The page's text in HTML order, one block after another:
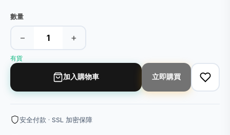
數量
− +
有貨
加入購物車 立即購買
安全付款 · SSL 加密保障